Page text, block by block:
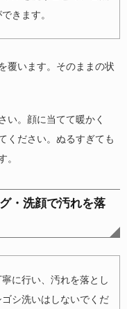
きます。
覆います。そのままの状
い。顔に当てて暖かく
ください。ぬるすぎても
。
・洗顔で汚れを落
に行い、汚れを落とし
シ洗いはしないでくだ